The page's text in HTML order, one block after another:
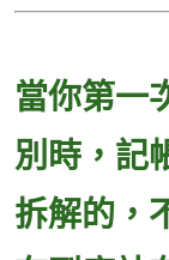
當你第一
別時，記
拆解的，